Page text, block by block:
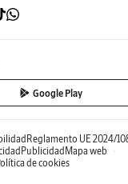
Google Play
Reglamento UE 2024/
Publicidad Mapa web
de cookies